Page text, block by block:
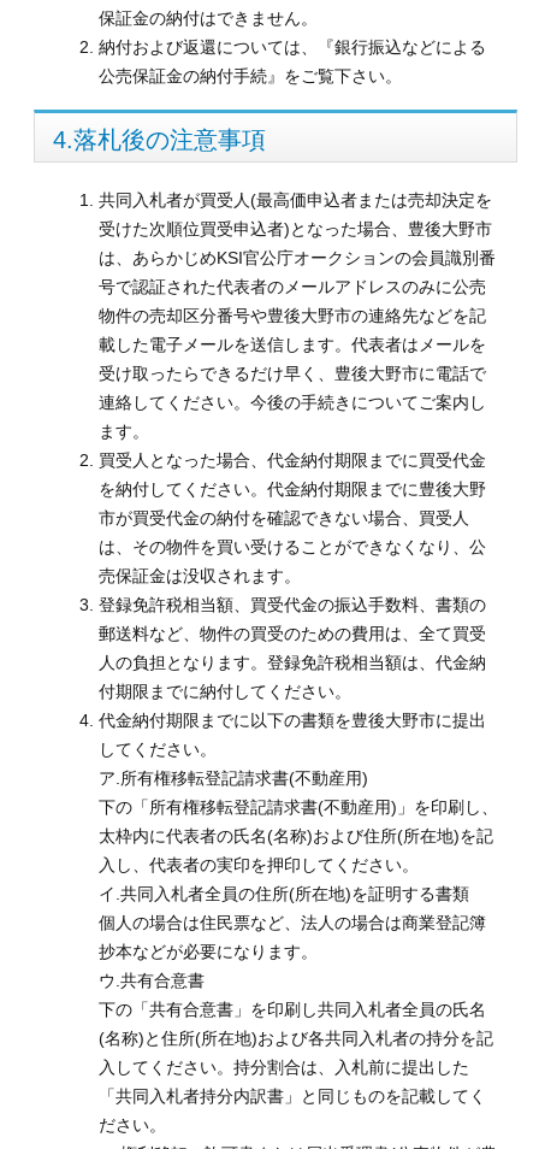
保証金の納付はできません。
納付および返還については、『銀行振込などによる
公売保証金の納付手続』をご覧下さい。
4.落札後の注意事項
共同入札者が買受人(最高価申込者または売却決定を
受けた次順位買受申込者)となった場合、豊後大野市
は、あらかじめKSI官公庁オークションの会員識別番
号で認証された代表者のメールアドレスのみに公売
物件の売却区分番号や豊後大野市の連絡先などを記
載した電子メールを送信します。代表者はメールを
受け取ったらできるだけ早く、豊後大野市に電話で
連絡してください。今後の手続きについてご案内し
ます。
買受人となった場合、代金納付期限までに買受代金
を納付してください。代金納付期限までに豊後大野
市が買受代金の納付を確認できない場合、買受人
は、その物件を買い受けることができなくなり、公
売保証金は没収されます。
登録免許税相当額、買受代金の振込手数料、書類の
郵送料など、物件の買受のための費用は、全て買受
人の負担となります。登録免許税相当額は、代金納
付期限までに納付してください。
代金納付期限までに以下の書類を豊後大野市に提出
してください。
ア.所有権移転登記請求書(不動産用)
下の「所有権移転登記請求書(不動産用)」を印刷し、
太枠内に代表者の氏名(名称)および住所(所在地)を記
入し、代表者の実印を押印してください。
イ.共同入札者全員の住所(所在地)を証明する書類
個人の場合は住民票など、法人の場合は商業登記簿
抄本などが必要になります。
ウ.共有合意書
下の「共有合意書」を印刷し共同入札者全員の氏名
(名称)と住所(所在地)および各共同入札者の持分を記
入してください。持分割合は、入札前に提出した
「共同入札者持分内訳書」と同じものを記載してく
ださい。